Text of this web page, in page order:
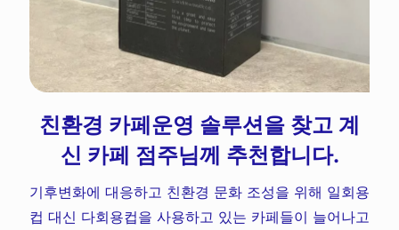
친환경 카페운영 솔루션을 찾고 계
신 카페 점주님께 추천합니다.
기후변화에 대응하고 친환경 문화 조성을 위해 일회용
컵 대신 다회용컵을 사용하고 있는 카페들이 늘어나고